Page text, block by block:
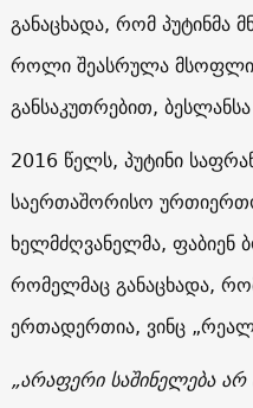
განაცხადა, რომ პუტინმა
როლი შეასრულა
განსაკუთრებით,
2016 წელს, პუტინი
საერთაშორისო
ხელმძღვანელმა, ფაბიენ
რომელმაც განაცხადა,
ერთადერთია, ვინც
„არაფერი საშინელება არ